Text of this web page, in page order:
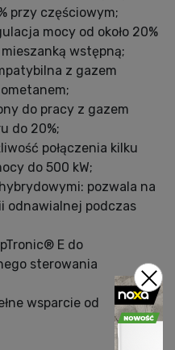
przy częściowym;
mocy od około 20%
wstępną;
z gazem
do pracy z gazem
do 20%;
połączenia kilku
do 500 kW;
pozwala na
odnawialnej podczas
E do
sterowania
wsparcie od